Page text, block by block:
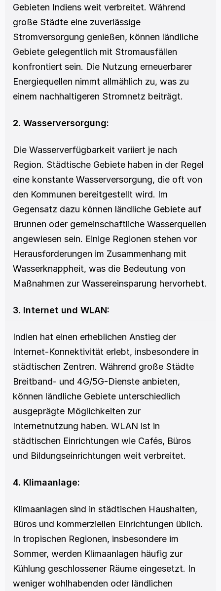
Gebieten Indiens weit verbreitet. Während
große Städte eine zuverlässige
Stromversorgung genießen, können ländliche
Gebiete gelegentlich mit Stromausfällen
konfrontiert sein. Die Nutzung erneuerbarer
Energiequellen nimmt allmählich zu, was zu
einem nachhaltigeren Stromnetz beiträgt.
2. Wasserversorgung:
Die Wasserverfügbarkeit variiert je nach
Region. Städtische Gebiete haben in der Regel
eine konstante Wasserversorgung, die oft von
den Kommunen bereitgestellt wird. Im
Gegensatz dazu können ländliche Gebiete auf
Brunnen oder gemeinschaftliche Wasserquellen
angewiesen sein. Einige Regionen stehen vor
Herausforderungen im Zusammenhang mit
Wasserknappheit, was die Bedeutung von
Maßnahmen zur Wassereinsparung hervorhebt.
3. Internet und WLAN:
Indien hat einen erheblichen Anstieg der
Internet-Konnektivität erlebt, insbesondere in
städtischen Zentren. Während große Städte
Breitband- und 4G/5G-Dienste anbieten,
können ländliche Gebiete unterschiedlich
ausgeprägte Möglichkeiten zur
Internetnutzung haben. WLAN ist in
städtischen Einrichtungen wie Cafés, Büros
und Bildungseinrichtungen weit verbreitet.
4. Klimaanlage:
Klimaanlagen sind in städtischen Haushalten,
Büros und kommerziellen Einrichtungen üblich.
In tropischen Regionen, insbesondere im
Sommer, werden Klimaanlagen häufig zur
Kühlung geschlossener Räume eingesetzt. In
weniger wohlhabenden oder ländlichen